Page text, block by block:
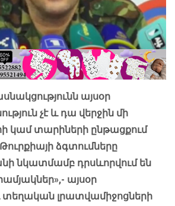
այսօր
չէ և դա վերջին մի
կամ տարիների ընթացքում
ձգտումները
նկատմամբ դրսևորվում են
այսօր
տեղական լրատվամիջոցների